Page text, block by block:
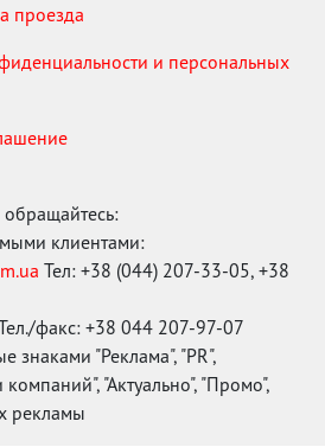
проезда
и персональных
клиентами:
Тел: +38 (044) 207-33-05, +38
факс: +38 044 207-97-07
знаками "Реклама", "PR",
"Актуально", "Промо",
рекламы